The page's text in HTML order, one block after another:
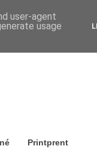
Printprent
user-agent
usage